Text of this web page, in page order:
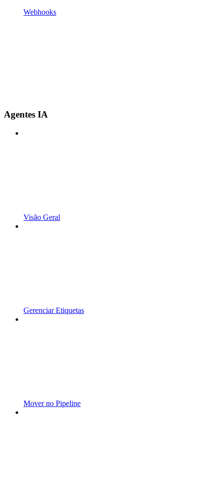
Webhooks
Agentes IA
Visão Geral
Gerenciar Etiquetas
Mover no Pipeline